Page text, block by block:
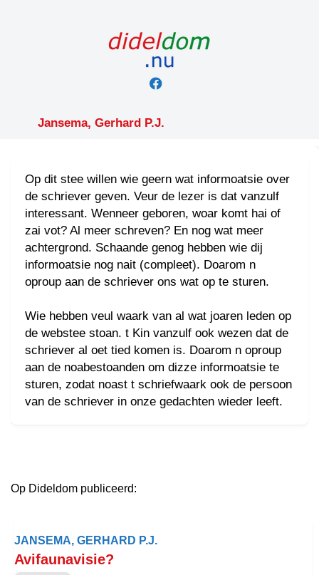
Jansema, Gerhard P.J.
Op dit stee willen wie geern wat informoatsie over
de schriever geven. Veur de lezer is dat vanzulf
interessant. Wenneer geboren, woar komt hai of
zai vot? Al meer schreven? En nog wat meer
achtergrond. Schaande genog hebben wie dij
informoatsie nog nait (compleet). Doarom n
oproup aan de schriever ons wat op te sturen.
Wie hebben veul waark van al wat joaren leden op
de webstee stoan. t Kin vanzulf ook wezen dat de
schriever al oet tied komen is. Doarom n oproup
aan de noabestoanden om dizze informoatsie te
sturen, zodat noast t schriefwaark ook de persoon
van de schriever in onze gedachten wieder leeft.
Op Dideldom publiceerd:
JANSEMA, GERHARD P.J.
Avifaunavisie?